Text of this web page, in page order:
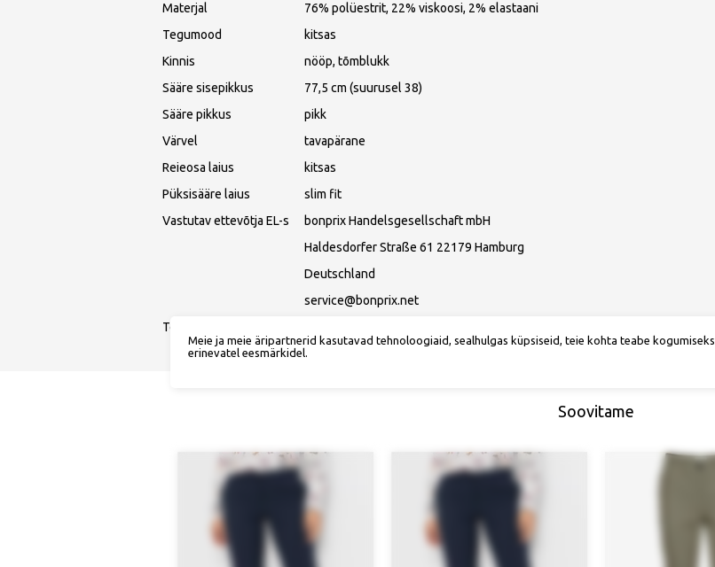
Materjal
76% polüestrit, 22% viskoosi, 2% elastaani
Tegumood
kitsas
Kinnis
nööp, tõmblukk
Sääre sisepikkus
77,5 cm (suurusel 38)
Sääre pikkus
pikk
Värvel
tavapärane
Reieosa laius
kitsas
Püksisääre laius
slim fit
Vastutav ettevõtja EL-s
bonprix Handelsgesellschaft mbH
Haldesdorfer Straße 61 22179 Hamburg
Deutschland
service@bonprix.net
Toote number
Soovitame
Meie ja meie äripartnerid kasutavad tehnoloogiaid, sealhulgas küpsiseid, teie kohta teabe kogumiseks
erinevatel eesmärkidel.